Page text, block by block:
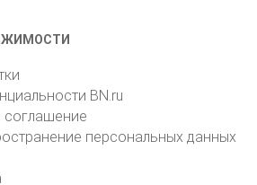
BN.ru
соглашение
персональных данных